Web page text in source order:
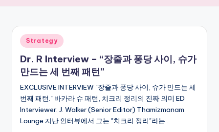
Posted
in
Strategy
Dr. R Interview – “장줄과 퐁당 사이, 슈가
만드는 세 번째 패턴”
EXCLUSIVE INTERVIEW "장줄과 퐁당 사이, 슈가 만드는 세
번째 패턴." 바카라 슈 패턴, 치크리 정리의 진짜 의미 ED
Interviewer: J. Walker (Senior Editor) Thamizmanam
Lounge 지난 인터뷰에서 그는 "치크리 정리"라는…